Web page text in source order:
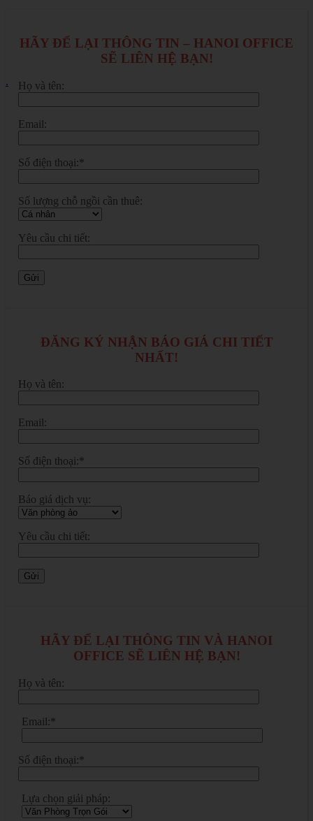
.
HÃY ĐỂ LẠI THÔNG TIN – HANOI OFFICE
SẼ LIÊN HỆ BẠN!
Họ và tên:
Email:
Số điện thoại:*
Số lượng chỗ ngồi cần thuê:
Yêu cầu chi tiết:
ĐĂNG KÝ NHẬN BÁO GIÁ CHI TIẾT
NHẤT!
Họ và tên:
Email:
Số điện thoại:*
Báo giá dịch vụ:
Yêu cầu chi tiết:
HÃY ĐỂ LẠI THÔNG TIN VÀ HANOI
OFFICE SẼ LIÊN HỆ BẠN!
Họ và tên:
Email:*
Số điện thoại:*
Lựa chọn giải pháp: